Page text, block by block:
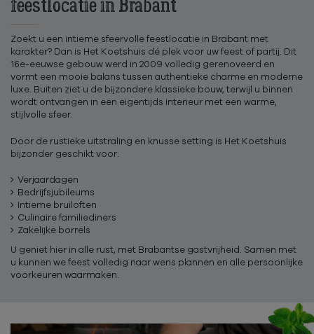
feestlocatie in Brabant
Zoekt u een intieme sfeervolle feestlocatie in Brabant met
karakter? Dan is Het Koetshuis dé plek voor uw feest of partij. Dit
16e-eeuwse gebouw werd in 2009 volledig gerenoveerd en
vormt een mooie balans tussen authentieke charme en moderne
luxe. Buiten ziet u de bijzondere klassieke bouw, terwijl u binnen
wordt ontvangen in een eigentijds interieur met een warme,
stijlvolle sfeer.
Door de rustieke uitstraling en knusse setting is Het Koetshuis
bijzonder geschikt voor:
Verjaardagen
Bedrijfsjubileums
Intieme bruiloften
Culinaire familiediners
Zakelijke borrels
U geniet hier in alle rust, met Brabantse gastvrijheid. Samen met
u kunnen we feest volledig naar wens plannen en alle persoonlijke
voorkeuren waarmaken.